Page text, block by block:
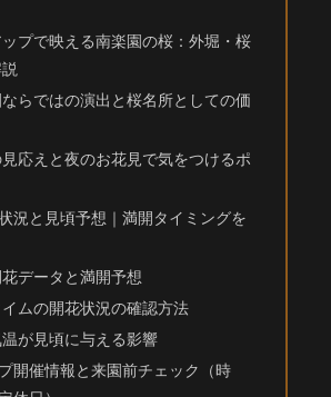
プで映える南楽園の桜：外堀・桜
らではの演出と桜名所としての価
応えと夜のお花見で気をつけるポ
況と見頃予想｜満開タイミングを
データと満開予想
イムの開花状況の確認方法
が見頃に与える影響
開催情報と来園前チェック（時